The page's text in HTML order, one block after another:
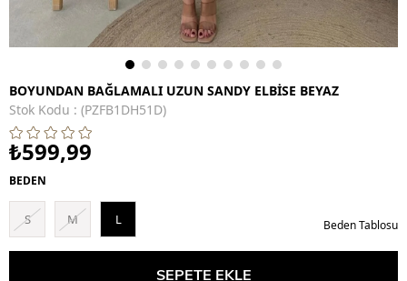
BOYUNDAN BAĞLAMALI UZUN SANDY ELBİSE BEYAZ
Stok Kodu
(PZFB1DH51D)
₺599,99
BEDEN
S M L Beden Tablosu